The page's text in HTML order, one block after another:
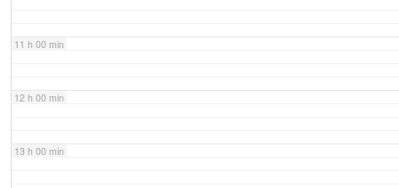
11 h 00 min
12 h 00 min
13 h 00 min